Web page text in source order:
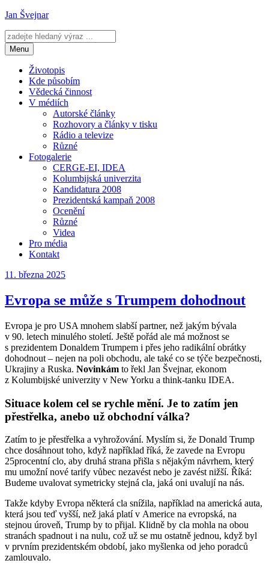
Přejít
obsahu
webu
Jan Švejnar
Menu
Životopis
Kde působím
Vědecká činnost
V médiích
Autorské články
Rozhovory a články v tisku
Rádio a televize
Různé
Fotogalerie
CERGE-EI, IDEA
Kolumbijská univerzita
Kandidatura 2008
Prezidentská kampaň 2008
Ocenění
Různé
Videa
Pro média
Kontakt
Publikováno:
11. března 2025
Evropa se může s Trumpem dohodnout
Evropa je pro USA mnohem slabší partner, než jakým bývala
v 90. letech minulého století. Ještě pořád ale má možnost se
s prezidentem Donaldem Trumpem i přes jeho radikální obrátky
dohodnout – nejen na poli obchodu, ale také co se týče bezpečnosti,
Ukrajiny a Ruska. Novinkám to řekl Jan Švejnar, ekonom
z Kolumbijské univerzity v New Yorku a think-tanku IDEA.
Situace kolem cel se rychle mění. Je to zatím jen
přestřelka, anebo už obchodní válka?
Zatím to je přestřelka a vyhrožování. Myslím si, že Donald Trump
chce dosáhnout toho, když například říká, že zavede na Evropu
25procentní clo, aby druhá strana přišla s nějakým návrhem, který
mu umožní nové tarify vůbec nezavést nebo je zavést nižší. Říká:
Budeme uvalovat symetricky stejná cla, jaká oni uvalují na nás.
Takže kdyby Evropa některá cla snížila, například na americká auta,
která jsou teď vyšší, než jaká platí v Americe na evropská, na
stejnou úroveň, Trump by to přijal. Klidně by cla mohla na obou
stranách spadnout i na nulu, což už se mu ostatně jednou, když byl
v prvním prezidentském období, jako myšlenka od jeho poradců
zamlouvalo.